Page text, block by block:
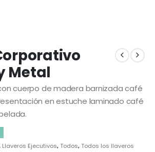
Metal
cuerpo de madera barnizada café
en estuche laminado café
Llaveros Ejecutivos,Todos,Todos los llaveros